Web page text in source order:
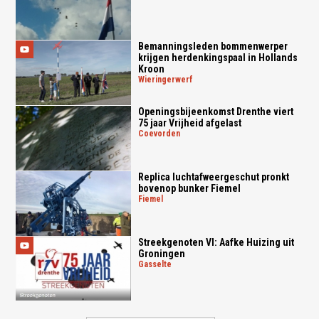
Bemanningsleden bommenwerper
krijgen herdenkingspaal in Hollands
Kroon
wieringerwerf
Openingsbijeenkomst Drenthe viert
75 jaar Vrijheid afgelast
coevorden
Replica luchtafweergeschut pronkt
bovenop bunker Fiemel
fiemel
Streekgenoten VI: Aafke Huizing uit
Groningen
gasselte